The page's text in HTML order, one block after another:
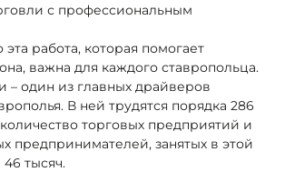
с профессиональным
работа, которая помогает
важна для каждого ставропольца.
– один из главных драйверов
В ней трудятся порядка 286
торговых предприятий и
предпринимателей, занятых в этой
тысяч.